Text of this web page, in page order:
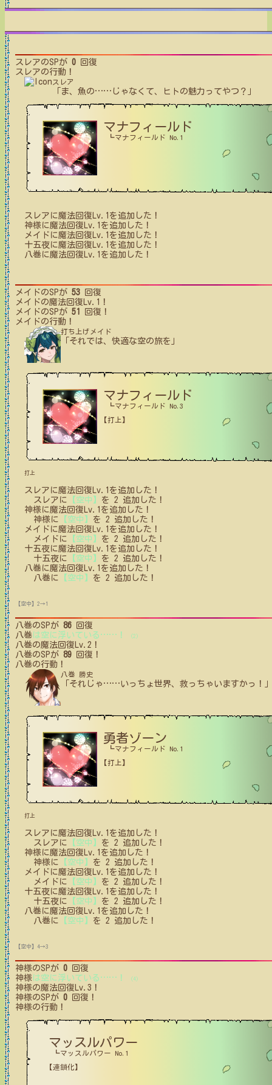
スレアのSPが 0 回復
スレアの行動！
スレア
「ま、魚の…… じゃなくて、ヒトの魅力ってやつ？」
マナフィールド
┗マナフィールド No.1
スレア に魔法回復Lv.1 を追加した！
神様に魔法回復Lv.1 を追加した！
メイド に魔法回復Lv.1 を追加した！
十五夜に魔法回復Lv.1 を追加した！
八巻に魔法回復Lv.1 を追加した！
メイドのSPが 53 回復
メイドの魔法回復Lv.1！
メイドのSPが 51
回復！
メイドの行動！
打ち上げメイド
「それでは、快適な空の旅を」
マナフィールド
┗マナフィールド No.3
【打上】
打上
スレア に魔法回復Lv.1 を追加した！
スレア に 【空中】 を 2 追加した！
神様に魔法回復Lv.1 を追加した！
神様に 【空中】 を 2 追加した！
メイド に魔法回復Lv.1 を追加した！
メイド に 【空中】 を 2 追加した！
十五夜に魔法回復Lv.1 を追加した！
十五夜に 【空中】 を 2 追加した！
八巻に魔法回復Lv.1 を追加した！
八巻に 【空中】 を 2 追加した！
【空中】2→1
八巻のSPが 86 回復
八巻 は空に浮いている …… ！ (2)
八巻の魔法回復Lv.2！
八巻のSPが 89 回復！
八巻の行動！
八巻 勝史
「それじゃ ……いっちょ世界、救っちゃいますかっ！
勇者ゾーン
┗マナフィールド No.1
【打上】
打上
スレア に魔法回復Lv.1 を追加した！
スレア に 【空中】 を 2 追加した！
神様に魔法回復Lv.1 を追加した！
神様に 【空中】 を 2 追加した！
メイド に魔法回復Lv.1 を追加した！
メイド に 【空中】 を 2 追加した！
十五夜に魔法回復Lv.1 を追加した！
十五夜に 【空中】 を 2 追加した！
八巻に魔法回復Lv.1 を追加した！
八巻に 【空中】 を 2 追加した！
【空中】4→3
神様のSPが 0 回復
神様 は空に浮いている …… ！ (4)
神様の魔法回復Lv.3！
神様のSPが 0 回復！
神様の行動！
マッスルパワー
┗マッスルパワー No.1
【連鎖化】